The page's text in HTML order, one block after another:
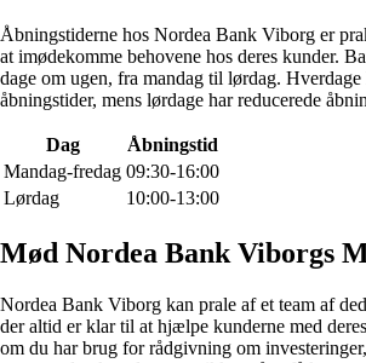
Åbningstiderne hos Nordea Bank Viborg er
at imødekomme behovene hos deres kunder.
dage om ugen, fra mandag til lørdag.
åbningstider, mens lørdage har reducerede
Dag
Åbningstid
Mandag-fredag 09:30-16:00
Lørdag
10:00-13:00
Mød Nordea Bank Viborgs
Nordea Bank Viborg kan prale af et team af
der altid er klar til at hjælpe kunderne med
om du har brug for rådgivning om